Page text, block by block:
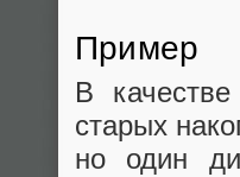
Пример
В
старых
но один